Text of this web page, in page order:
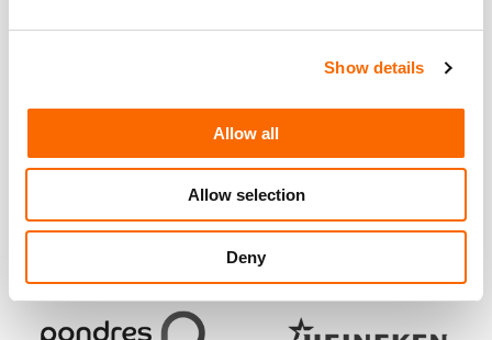
Show details
Allow all
Allow selection
Deny